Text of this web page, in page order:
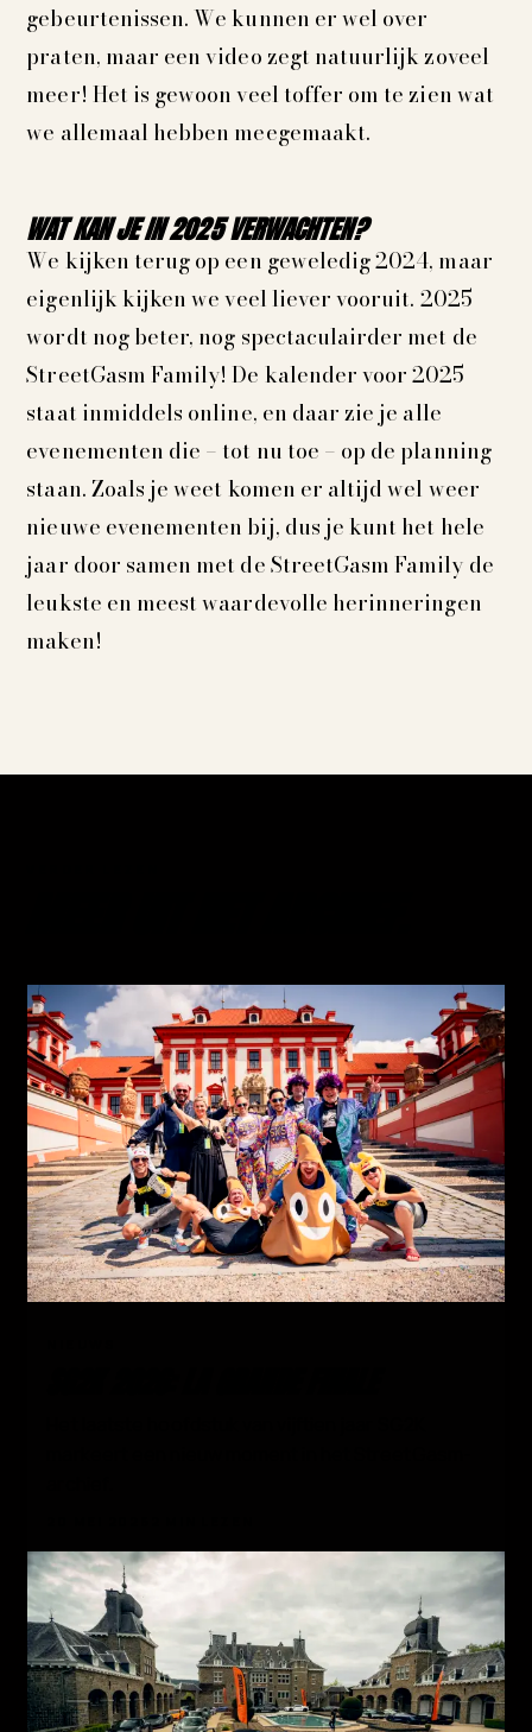
gebeurtenissen. We kunnen er wel over
praten, maar een video zegt natuurlijk zoveel
meer! Het is gewoon veel toffer om te zien wat
we allemaal hebben meegemaakt.
WAT KAN JE IN 2025 VERWACHTEN?
We kijken terug op een geweledig 2024, maar
eigenlijk kijken we veel liever vooruit. 2025
wordt nog beter, nog spectaculairder met de
StreetGasm Family! De kalender voor 2025
staat inmiddels online, en daar zie je alle
evenementen die – tot nu toe – op de planning
staan. Zoals je weet komen er altijd wel weer
nieuwe evenementen bij, dus je kunt het hele
jaar door samen met de StreetGasm Family de
leukste en meest waardevolle herinneringen
maken!